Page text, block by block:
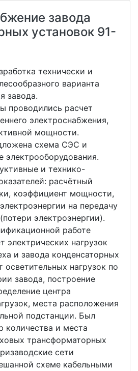
завода
установок 91-
технически и
варианта
завода.
проводились расчет
электроснабжения,
мощности.
схема СЭС и
электрооборудования.
и технико-
расчётный
коэффициент мощности,
на передачу
электроэнергии).
работе
электрических нагрузок
и завода конденсаторных
осветительных нагрузок по
завода, построение
центра
места расположения
подстанции. Был
количества и места
трансформаторных
сети
схеме кабельными